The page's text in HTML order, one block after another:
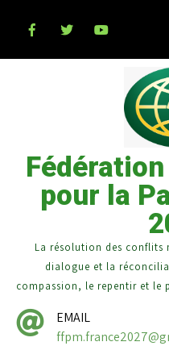
pour la
La résolution des conflits
dialogue et la
compassion, le repentir et le
EMAIL